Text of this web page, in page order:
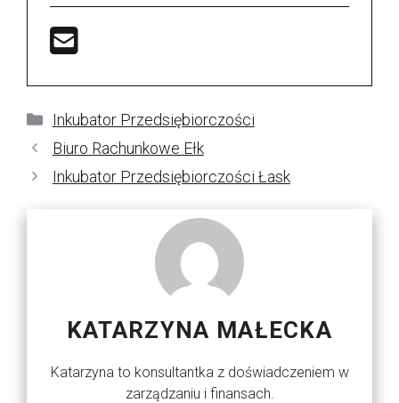
Kategorie
Inkubator Przedsiębiorczości
Biuro Rachunkowe Ełk
Inkubator Przedsiębiorczości Łask
KATARZYNA MAŁECKA
Katarzyna to konsultantka z doświadczeniem w
zarządzaniu i finansach.